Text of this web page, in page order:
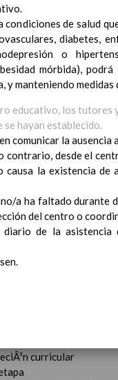
rendimiento escolar
contenidos
y otras enseÃ±anzas
Ciclo)
15 noviembre 2019
15 noviembre 2019
15 noviembre 2019
de los
centro educativo
15 noviembre 2019
CatÃ³lica en
comunicaciÃ³n y
curricular
de salud
diabetes,
o
mórbida),
y manteniendo
educativo, los tutores
se hayan establecido.
comunicar la
contrario, desde el
causa la existencia de
a ha faltado durante
del centro o
de la asistencia